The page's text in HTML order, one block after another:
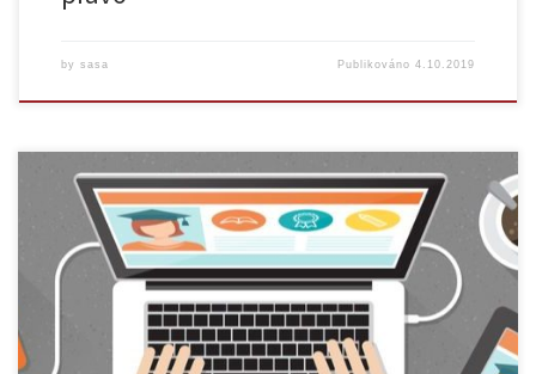
by sasa Publikováno4.10.2019
Centrum pro podporu e-learningu Ústřední knihovny UK pro Vás
připravilo podzimní cyklus přednášek, které tematicky spojuje e-
learning. V rámci série tří přednášek se můžete dozvědět, jak
zatraktivnit elektronický kurz, jak obohatit výuku využitím wikisystémů
a nebo se zaměřit na specifika příslušníků soudobé tzv. síťové
generace a na jejich nároky na využití […]